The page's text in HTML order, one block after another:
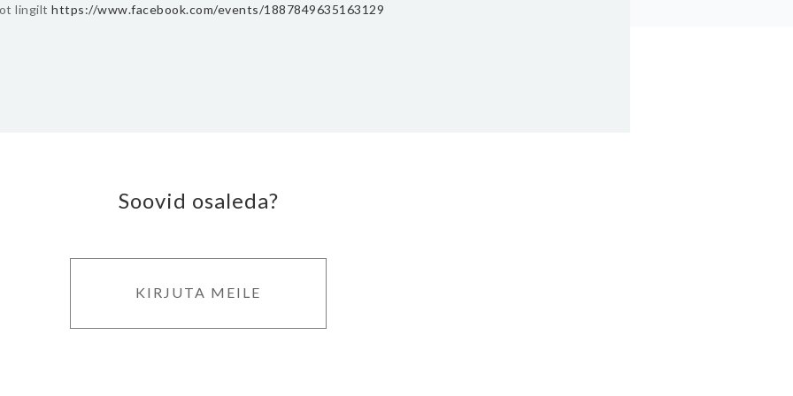
lingilthttps://www.facebook.com/events/1887849635163129
Soovid osaleda?
KIRJUTA MEILE